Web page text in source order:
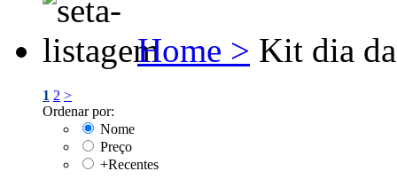
Home > Kit dia
1 2 >
Ordenar por:
Nome
Preço
+Recentes